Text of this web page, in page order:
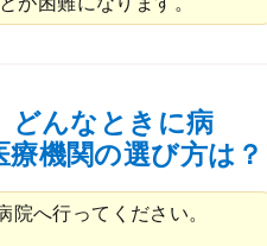
どんなときに病
機関の選び方は？
へ行ってください。